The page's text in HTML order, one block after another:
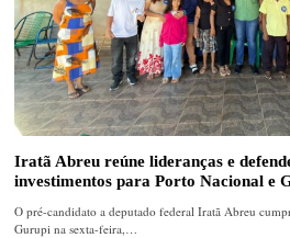
Iratã Abreu reúne lideranças e
investimentos para Porto Nacional e
O pré-candidato a deputado federal Iratã Abreu
Gurupi na sexta-feira,…